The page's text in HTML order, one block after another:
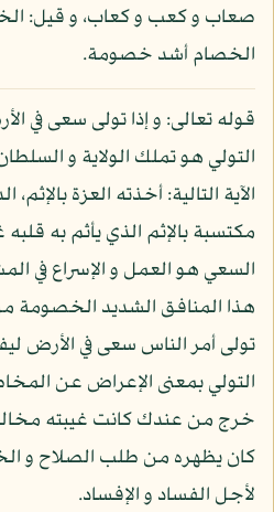
صعاب و كعب و كعاب، و قيل:
الخصام أشد خصومة.
قوله تعالى: و إذا تولى سعى في
التولي هو تملك الولاية و
الآية التالية: أخذته العزة
مكتسبة بالإثم الذي يأثم به
السعي هو العمل و الإسراع في
هذا المنافق الشديد الخصومة
تولى أمر الناس سعى في الأرض
التولي بمعنى الإعراض عن
خرج من عندك كانت غيبته
كان يظهره من طلب الصلاح و
لأجل الفساد و الإفساد.